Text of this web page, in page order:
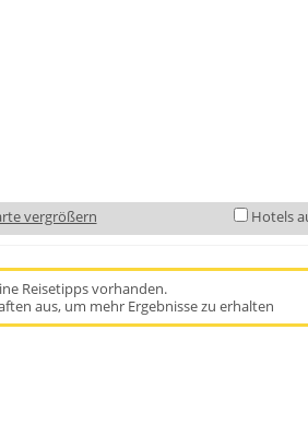
vergrößern Hotels
Reisetipps vorhanden.
aus, um mehr Ergebnisse zu erhalten